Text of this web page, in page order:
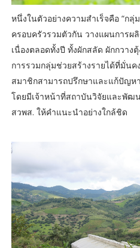
หนึ่งในตัวอย่างความสำเร็จคือ “กลุ่
ครอบครัวรวมตัวกัน วางแผนการผ
เนื่องตลอดทั้งปี ทั้งผักสลัด ผักกวาง
การรวมกลุ่มช่วยสร้างรายได้ที่มั่นค
สมาชิกสามารถปรึกษาและแก้ปัญห
โดยมีเจ้าหน้าที่สถาบันวิจัยและพัฒ
สวพส. ให้คำแนะนำอย่างใกล้ชิด